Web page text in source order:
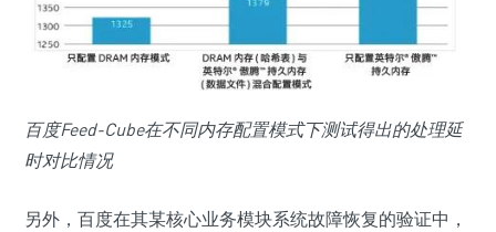
百度Feed-Cube在不同内存配置模式下测试得出的处理延
时对比情况
另外，百度在其某核心业务模块系统故障恢复的验证中，